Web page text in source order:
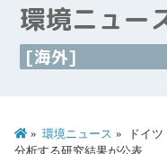
環境ニュー
[海外]
環境ニュース
ドイ
分析する研究結果が公表